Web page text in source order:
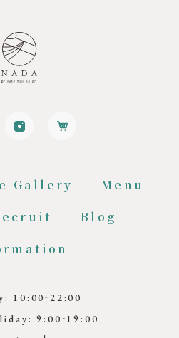
Gallery
Menu
Blog
10:00- 22:00
9:00-19:00